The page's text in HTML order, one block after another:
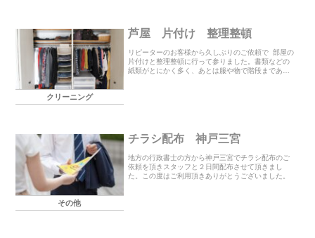
クリーニング
芦屋 片付け 整理整頓
リピーターのお客様から久しぶりのご依頼で 部屋の
片付けと整理整頓に行って参りました。書類などの
紙類がとにかく多く、あとは服や物で階段まであふ
その他
チラシ配布 神戸三宮
地方の行政書士の方から神戸三宮でチラシ配布のご
依頼を頂きスタッフと２日間配布させて頂きまし
た。この度はご利用頂きありがとうございました。